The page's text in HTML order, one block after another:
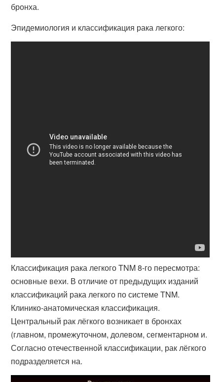
бронха.
Эпидемиология и классификация рака легкого:
Классификация рака легкого TNM 8-го пересмотра:
основные вехи. В отличие от предыдущих изданий
классификаций рака легкого по системе TNM.
Клинико-анатомическая классификация.
Центральный рак лёгкого возникает в бронхах
(главном, промежуточном, долевом, сегментарном и.
Согласно отечественной классификации, рак лёгкого
подразделяется на.